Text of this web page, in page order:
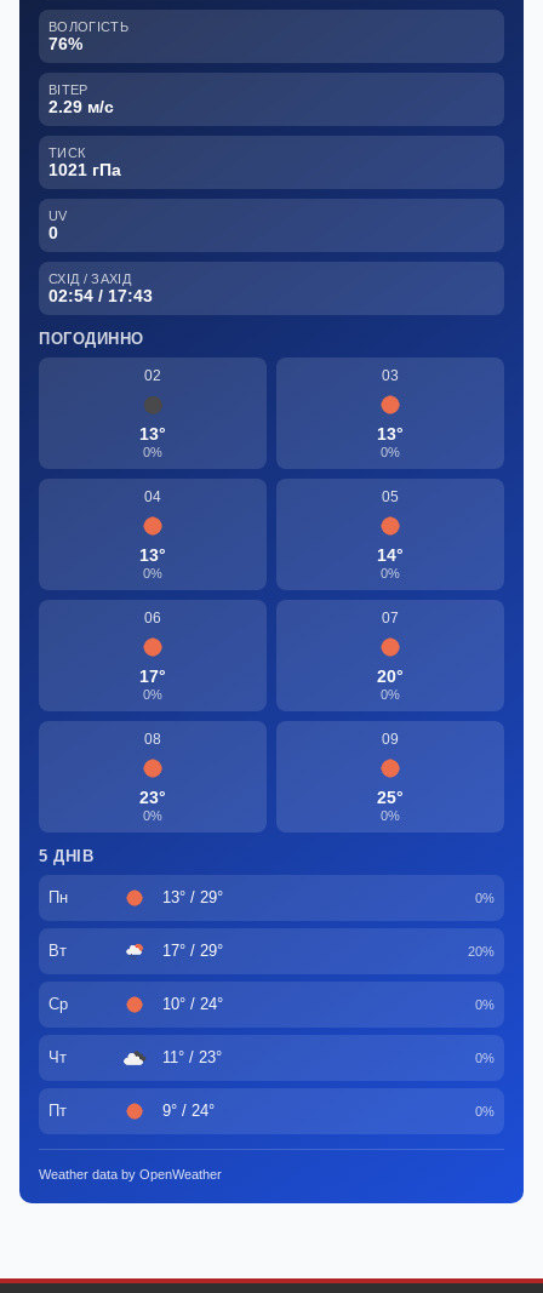
ВОЛОГІСТЬ
76%
ВІТЕР
2.29 м/с
ТИСК
1021 гПа
UV
0
СХІД / ЗАХІД
02:54 / 17:43
ПОГОДИННО
02
13°
0%
03
13°
0%
04
13°
0%
05
14°
0%
06
17°
0%
07
20°
0%
08
23°
0%
09
25°
0%
5 ДНІВ
Пн 13° / 29° 0%
Вт 17° / 29° 20%
Ср 10° / 24° 0%
Чт 11° / 23° 0%
Пт 9° / 24° 0%
Weather data by OpenWeather